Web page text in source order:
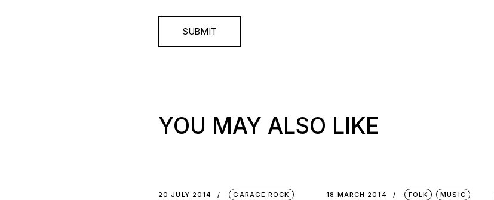
SUBMIT
YOU MAY ALSO LIKE
20 JULY 2014
GARAGE ROCK
18 MARCH 2014 FOLK MUSIC